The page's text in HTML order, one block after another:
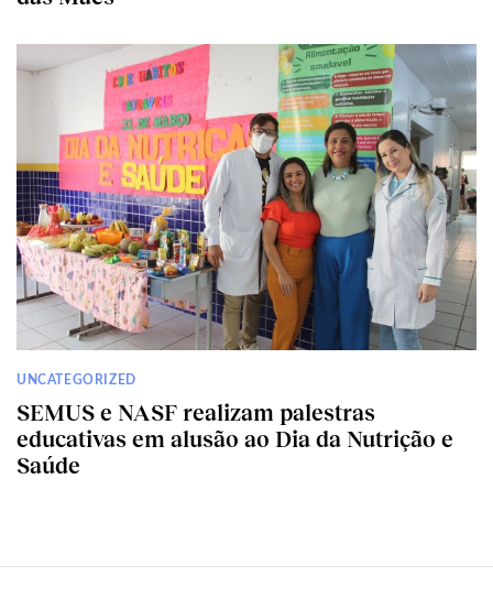
UNCATEGORIZED
SEMUS e NASF realizam palestras
educativas em alusão ao Dia da Nutrição e
Saúde